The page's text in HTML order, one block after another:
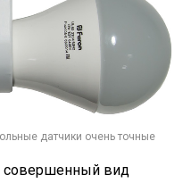
датчики очень точные
совершенный вид